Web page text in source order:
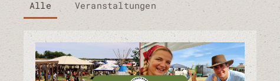
Alle Veranstaltungen